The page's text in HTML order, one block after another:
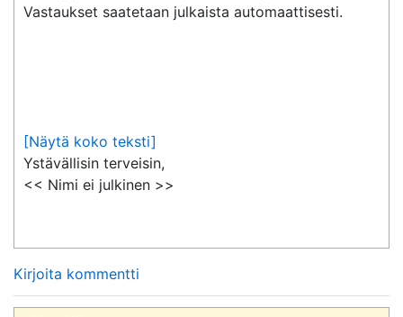
Vastaukset saatetaan julkaista automaattisesti.
[Näytä koko teksti]
Ystävällisin terveisin,
<< Nimi ei julkinen >>
Kirjoita kommentti